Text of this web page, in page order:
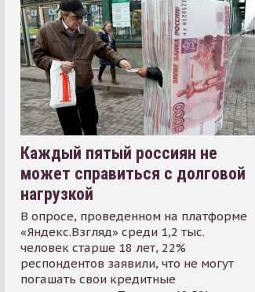
Каждый пятый россиян не
может справиться с долговой
нагрузкой
В опросе, проведенном на платформе
«Яндекс.Взгляд» среди 1,2 тыс.
человек старше 18 лет, 22%
респондентов заявили, что не могут
погашать свои кредитные